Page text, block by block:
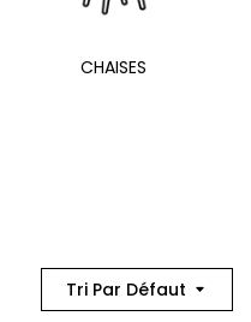
CHAISES
Tri Par Défaut